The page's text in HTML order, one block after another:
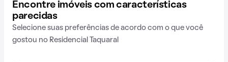
Encontre imóveis com características
parecidas
Selecione suas preferências de acordo com o que você
gostou no Residencial Taquaral